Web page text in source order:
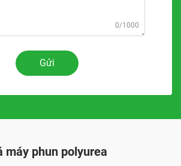
0/1000
Gửi
máy phun polyurea